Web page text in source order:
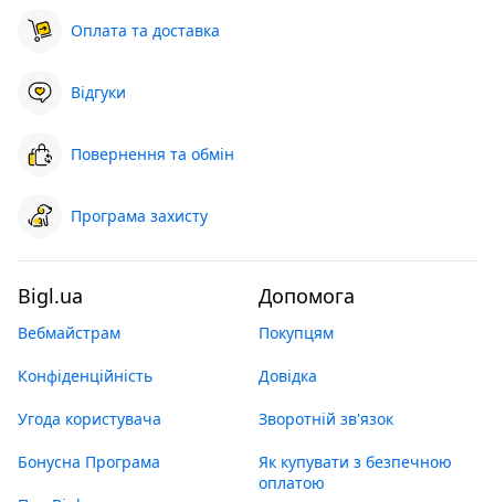
Оплата та доставка
Відгуки
Повернення та обмін
Програма захисту
Bigl.ua
Вебмайстрам
Конфіденційність
Угода користувача
Бонусна Програма
Допомога
Покупцям
Довідка
Зворотній зв'язок
Як купувати з безпечною
оплатою